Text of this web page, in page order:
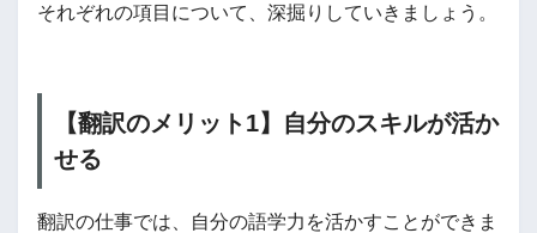
それぞれの項目について、深掘りしていきましょう。
【翻訳のメリット1】自分のスキルが活か
せる
翻訳の仕事では、自分の語学力を活かすことができま